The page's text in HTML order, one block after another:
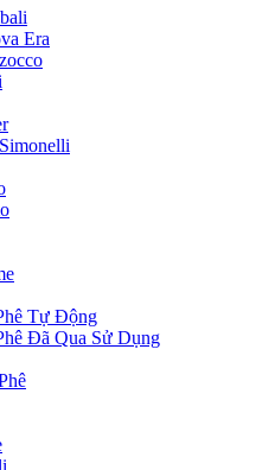
Era
Tự Động
Đã Qua Sử Dụng